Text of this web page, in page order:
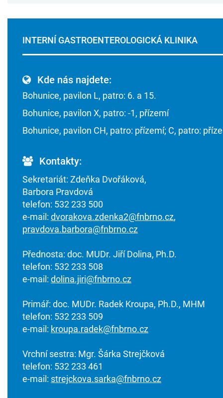
INTERNÍ GASTROENTEROLOGICKÁ KLINIKA
Kde nás najdete:
Bohunice, pavilon L, patro: 6. a 15.
Bohunice, pavilon X, patro: -1, přízemí
Bohunice, pavilon CH, patro: přízemí; C, patro:
Kontakty:
Sekretariát: Zdeňka Dvořáková,
Barbora Pravdová
telefon: 532 233 500
e-mail: dvorakova.zdenka2@fnbrno.cz,
pravdova.barbora@fnbrno.cz
Přednosta: doc. MUDr. Jiří Dolina, Ph.D.
telefon: 532 233 508
e-mail: dolina.jiri@fnbrno.cz
Primář: doc. MUDr. Radek Kroupa, Ph.D., MHM
telefon: 532 233 509
e-mail: kroupa.radek@fnbrno.cz
Vrchní sestra: Mgr. Šárka Strejčková
telefon: 532 233 461
e-mail: strejckova.sarka@fnbrno.cz